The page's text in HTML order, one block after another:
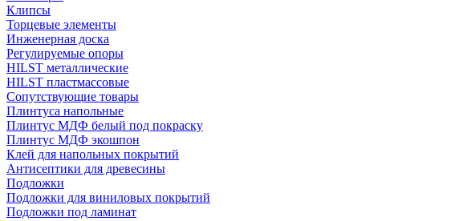
Клипсы
Торцевые элементы
Инженерная доска
Регулируемые опоры
HILST металлические
HILST пластмассовые
Сопутствующие товары
Плинтуса напольные
Плинтус МДФ белый под покраску
Плинтус МДФ экошпон
Клей для напольных покрытий
Антисептики для древесины
Подложки
Подложки для виниловых покрытий
Подложки под ламинат